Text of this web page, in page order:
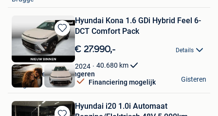
Bewaren
in
Mijn
Favorieten
Hyundai Kona 1.6 GDi Hybrid Feel 6-
DCT Comfort Pack
€ 27.990,- Details
2024 40.680 km
Financiering mogelijk
Van Mossel Opel Tongeren
Tongeren
Gisteren
Hyundai i20 1.0i Automaat